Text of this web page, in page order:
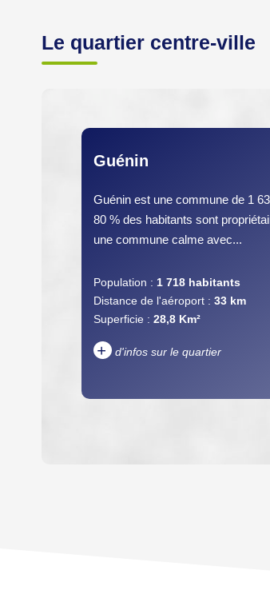
Le quartier centre-ville
Guénin
Guénin est une commune de 1
80 % des habitants sont
une commune calme avec...
Population : 1 718 habitants
Distance de l'aéroport : 33 km
Superficie : 28,8 Km²
+ d'infos sur le quartier